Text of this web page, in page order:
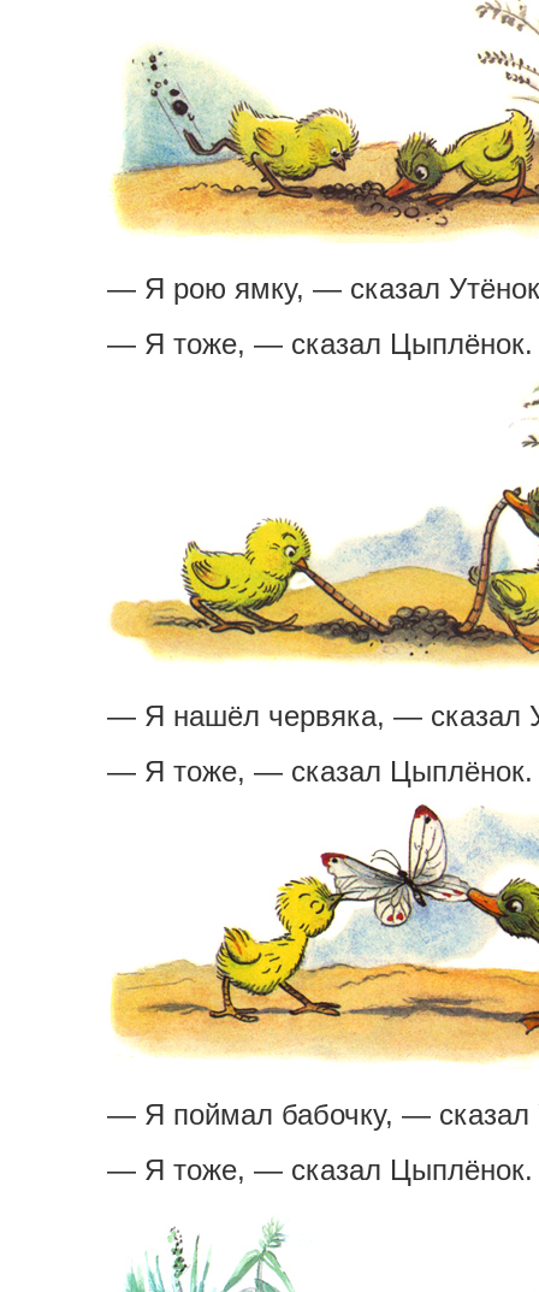
— Я рою ямку, — сказал
— Я тоже, — сказал Цыплёнок.
— Я нашёл червяка, — сказал
— Я тоже, — сказал Цыплёнок.
— Я поймал бабочку, — сказал
— Я тоже, — сказал Цыплёнок.